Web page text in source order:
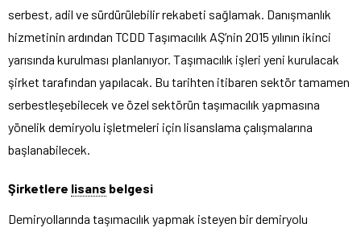
serbest, adil ve sürdürülebilir rekabeti sağlamak. Danışmanlık
hizmetinin ardından TCDD Taşımacılık AŞ’nin 2015 yılının ikinci
yarısında kurulması planlanıyor. Taşımacılık işleri yeni kurulacak
şirket tarafından yapılacak. Bu tarihten itibaren sektör tamamen
serbestleşebilecek ve özel sektörün taşımacılık yapmasına
yönelik demiryolu işletmeleri için lisanslama çalışmalarına
başlanabilecek.
Şirketlere lisans belgesi
Demiryollarında taşımacılık yapmak isteyen bir demiryolu